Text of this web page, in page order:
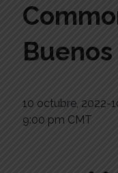
10 octubre, 2022-
9:00 pm CMT